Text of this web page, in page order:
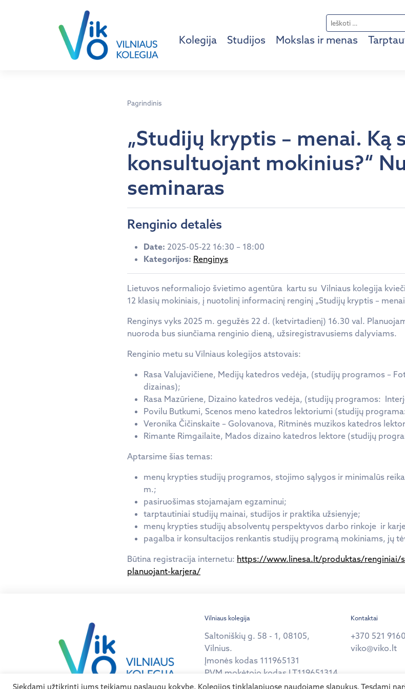
Ieškoti:
Kolegija Studijos Mokslas ir menas
Pagrindinis
„Studijų kryptis – menai. Ką
konsultuojant mokinius?“
seminaras
Renginio detalės
Date: 2025-05-22 16:30 – 18:00
Kategorijos: Renginys
Lietuvos neformaliojo švietimo agentūra kartu su Vilniaus kolegija
12 klasių mokiniais, į nuotolinį informacinį renginį „Studijų kryptis –
Renginys vyks 2025 m. gegužės 22 d. (ketvirtadienį) 16.30 val.
nuoroda bus siunčiama renginio dieną, užsiregistravusiems dalyviams.
Renginio metu su Vilniaus kolegijos atstovais:
Rasa Valujavičiene, Medijų katedros vedėja, (studijų programos –
dizainas);
Rasa Mazūriene, Dizaino katedros vedėja, (studijų programos:
Povilu Butkumi, Scenos meno katedros lektoriumi (studijų
Veronika Čičinskaite – Golovanova, Ritminės muzikos katedros
Rimante Rimgailaite, Mados dizaino katedros lektore (studijų
Aptarsime šias temas:
menų krypties studijų programos, stojimo sąlygos ir minimalūs
m.;
pasiruošimas stojamajam egzaminui;
tarptautiniai studijų mainai, studijos ir praktika užsienyje;
menų krypties studijų absolventų perspektyvos darbo rinkoje ir
pagalba ir konsultacijos renkantis studijų programą mokiniams, jų
Būtina registracija internetu: https://www.linesa.lt/produktas/renginiai/
planuojant-karjera/
Vilniaus kolegija
Saltoniškių g. 58 - 1, 08105,
Vilnius.
Įmonės kodas 111965131
PVM mokėtojo kodas LT119651314
Kontaktai
+370 521
viko@viko.lt
Siekdami užtikrinti jums teikiamų paslaugų kokybę, Kolegijos tinklalapiuose naudojame slapukus. Tęsdami